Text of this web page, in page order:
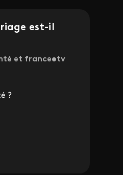
est-il
et france•tv
?